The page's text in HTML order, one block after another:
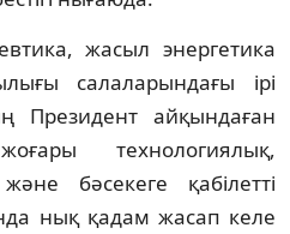
жасыл энергетика
салаларындағы ірі
Президент айқындаған
технологиялық,
бәсекеге қабілетті
нық қадам жасап келе